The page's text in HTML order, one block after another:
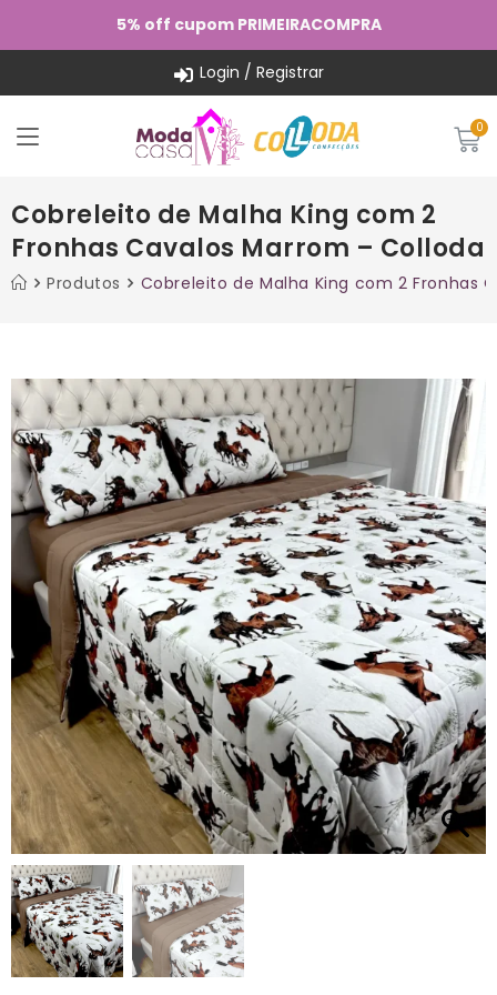
5% off cupom PRIMEIRACOMPRA
Login / Registrar
Cobreleito de Malha King com 2
Fronhas Cavalos Marrom – Colloda
Produtos Cobreleito de Malha King com 2 Fronhas